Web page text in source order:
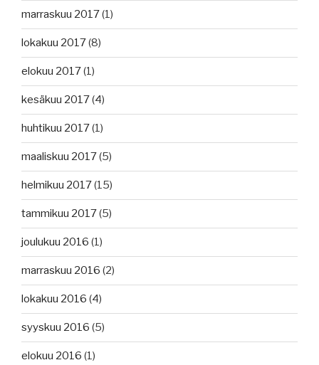
marraskuu 2017(1)
lokakuu 2017(8)
elokuu 2017(1)
kesäkuu 2017(4)
huhtikuu 2017(1)
maaliskuu 2017(5)
helmikuu 2017(15)
tammikuu 2017(5)
joulukuu 2016 (1)
marraskuu 2016 (2)
lokakuu 2016 (4)
syyskuu 2016 (5)
elokuu 2016 (1)